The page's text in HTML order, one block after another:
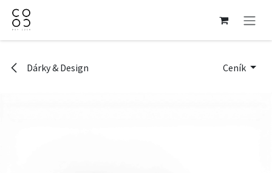
Přejít na obsah
Dárky & Design Ceník